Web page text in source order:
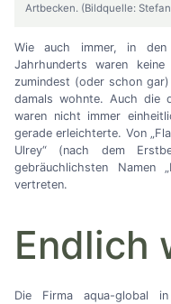
Artbecken. (Bildquelle:
Wie auch immer, in
Jahrhunderts waren
zumindest (oder schon
damals wohnte. Auch die
waren nicht immer
gerade erleichterte. Von
Ulrey“ (nach dem
gebräuchlichsten Namen
vertreten.
Endlich
Die Firma aqua-global